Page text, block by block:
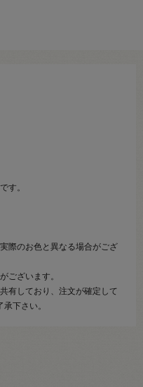
す。
際のお色と異なる場合がござ
ございます。
有しており、注文が確定して
下さい。